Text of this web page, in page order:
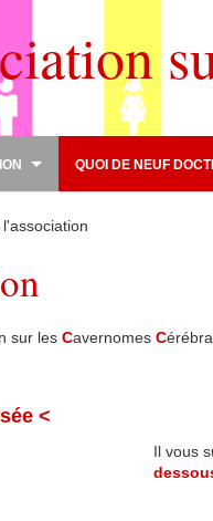
QUOI DE NEUF
sur les Cavernomes C
<
Il vous